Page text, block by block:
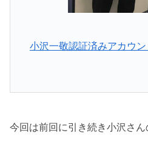
小沢一敬認証済みアカウ
今回は前回に引き続き小沢さん